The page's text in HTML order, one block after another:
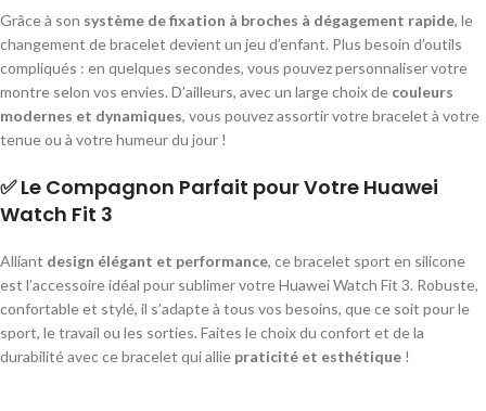
Grâce à son système de fixation à broches à dégagement rapide, le
changement de bracelet devient un jeu d’enfant. Plus besoin d’outils
compliqués : en quelques secondes, vous pouvez personnaliser votre
montre selon vos envies. D’ailleurs, avec un large choix de couleurs
modernes et dynamiques, vous pouvez assortir votre bracelet à votre
tenue ou à votre humeur du jour !
✅Le Compagnon Parfait pour Votre Huawei
Watch Fit 3
Alliant design élégant et performance, ce bracelet sport en silicone
est l’accessoire idéal pour sublimer votre Huawei Watch Fit 3. Robuste,
confortable et stylé, il s’adapte à tous vos besoins, que ce soit pour le
sport, le travail ou les sorties. Faites le choix du confort et de la
durabilité avec ce bracelet qui allie praticité et esthétique !